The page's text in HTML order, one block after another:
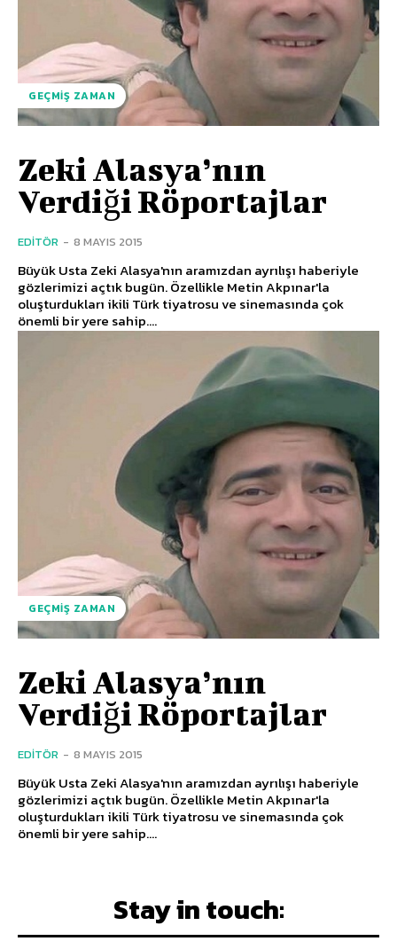
GEÇMIŞ ZAMAN
Zeki Alasya’nın
Verdiği Röportajlar
EDITÖR - 8 MAYIS 2015
Büyük Usta Zeki Alasya'nın aramızdan ayrılışı haberiyle
gözlerimizi açtık bugün. Özellikle Metin Akpınar'la
oluşturdukları ikili Türk tiyatrosu ve sinemasında çok
önemli bir yere sahip....
GEÇMIŞ ZAMAN
Zeki Alasya’nın
Verdiği Röportajlar
EDITÖR - 8 MAYIS 2015
Büyük Usta Zeki Alasya'nın aramızdan ayrılışı haberiyle
gözlerimizi açtık bugün. Özellikle Metin Akpınar'la
oluşturdukları ikili Türk tiyatrosu ve sinemasında çok
önemli bir yere sahip....
Stay in touch: